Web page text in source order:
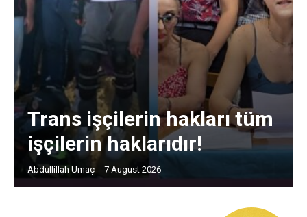
Trans işçilerin hakları tüm
işçilerin haklarıdır!
Abdullillah Umaç - 7 August 2026